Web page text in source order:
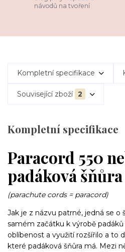
návodů na tvoření
Kompletní specifikace
Související zboží 2
Kompletní specifikace
Paracord 550
padáková šňůra
(parachute cords = paracord)
Jak je z názvu patrné, jedná se o
samém začátku k výrobě padáků
oblíbenost a využití rozšířilo a to
které padáková šňůra má. Mezi